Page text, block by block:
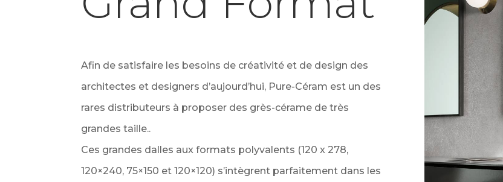
Afin de satisfaire les besoins de créativité et de design des
architectes et designers d’aujourd’hui, Pure-Céram est un des
rares distributeurs à proposer des grès-cérame de très
grandes taille..
Ces grandes dalles aux formats polyvalents (120 x 278,
120×240, 75×150 et 120×120) s’intègrent parfaitement dans les